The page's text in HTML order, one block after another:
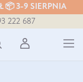
📦 3-9 SIERPNIA
222 687